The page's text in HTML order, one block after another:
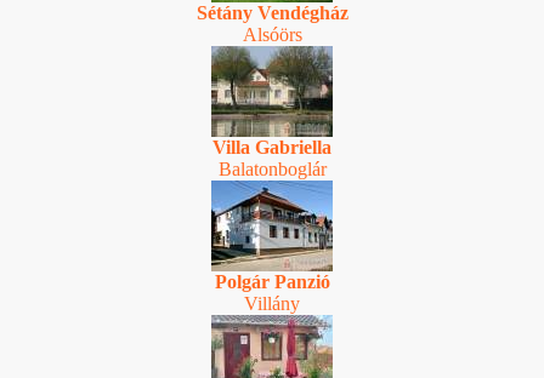
Sétány Vendégház
Alsóörs
Villa Gabriella
Balatonboglár
Polgár Panzió
Villány